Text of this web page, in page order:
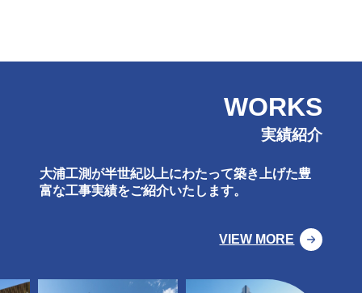
WORKS
実績紹介
大浦工測が半世紀以上にわたって築き上げた豊
富な工事実績をご紹介いたします。
VIEW MORE